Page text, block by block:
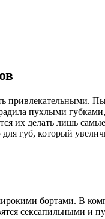
пухлыми
их делать лишь
для губ, который
бортами. В
сексапильными и